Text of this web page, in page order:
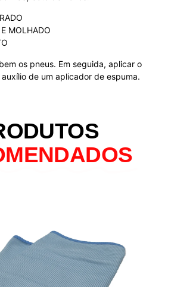
MOLHADO
os pneus. Em seguida, aplicar o
de um aplicador de espuma.